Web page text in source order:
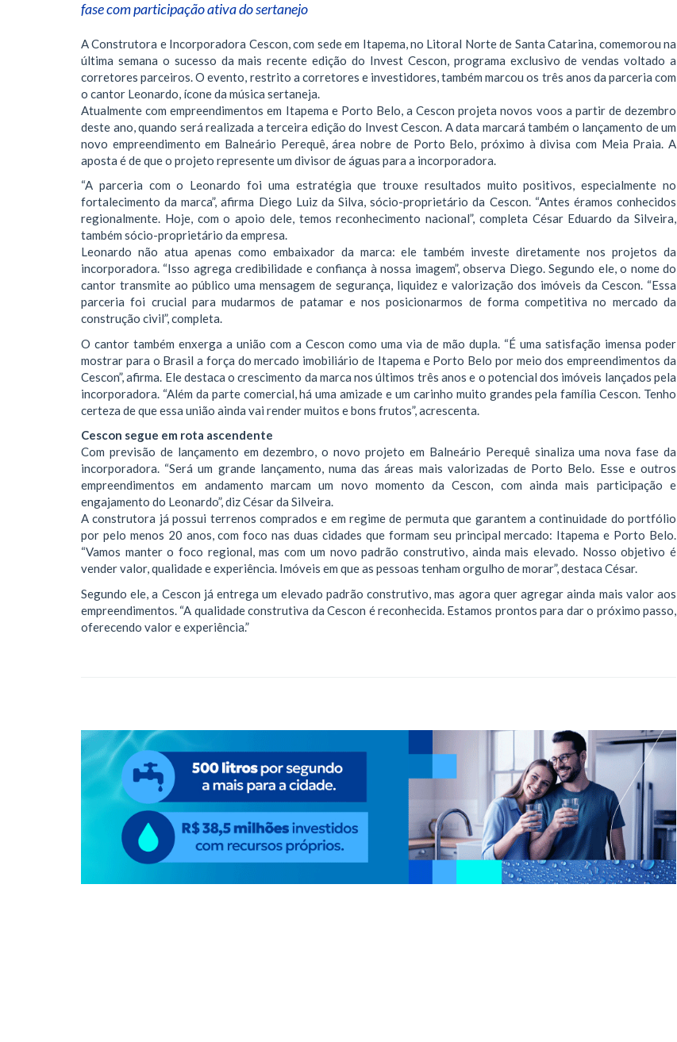
fase com participação ativa do sertanejo
A Construtora e Incorporadora Cescon, com sede em Itapema, no Litoral Norte de Santa Catarina, comemorou na
última semana o sucesso da mais recente edição do Invest Cescon, programa exclusivo de vendas voltado a
corretores parceiros. O evento, restrito a corretores e investidores, também marcou os três anos da parceria com
o cantor Leonardo, ícone da música sertaneja.
Atualmente com empreendimentos em Itapema e Porto Belo, a Cescon projeta novos voos a partir de dezembro
deste ano, quando será realizada a terceira edição do Invest Cescon. A data marcará também o lançamento de um
novo empreendimento em Balneário Perequê, área nobre de Porto Belo, próximo à divisa com Meia Praia. A
aposta é de que o projeto represente um divisor de águas para a incorporadora.
“A parceria com o Leonardo foi uma estratégia que trouxe resultados muito positivos, especialmente no
fortalecimento da marca”, afirma Diego Luiz da Silva, sócio-proprietário da Cescon. “Antes éramos conhecidos
regionalmente. Hoje, com o apoio dele, temos reconhecimento nacional”, completa César Eduardo da Silveira,
também sócio-proprietário da empresa.
Leonardo não atua apenas como embaixador da marca: ele também investe diretamente nos projetos da
incorporadora. “Isso agrega credibilidade e confiança à nossa imagem”, observa Diego. Segundo ele, o nome do
cantor transmite ao público uma mensagem de segurança, liquidez e valorização dos imóveis da Cescon. “Essa
parceria foi crucial para mudarmos de patamar e nos posicionarmos de forma competitiva no mercado da
construção civil”, completa.
O cantor também enxerga a união com a Cescon como uma via de mão dupla. “É uma satisfação imensa poder
mostrar para o Brasil a força do mercado imobiliário de Itapema e Porto Belo por meio dos empreendimentos da
Cescon”, afirma. Ele destaca o crescimento da marca nos últimos três anos e o potencial dos imóveis lançados pela
incorporadora. “Além da parte comercial, há uma amizade e um carinho muito grandes pela família Cescon. Tenho
certeza de que essa união ainda vai render muitos e bons frutos”, acrescenta.
Cescon segue em rota ascendente
Com previsão de lançamento em dezembro, o novo projeto em Balneário Perequê sinaliza uma nova fase da
incorporadora. “Será um grande lançamento, numa das áreas mais valorizadas de Porto Belo. Esse e outros
empreendimentos em andamento marcam um novo momento da Cescon, com ainda mais participação e
engajamento do Leonardo”, diz César da Silveira.
A construtora já possui terrenos comprados e em regime de permuta que garantem a continuidade do portfólio
por pelo menos 20 anos, com foco nas duas cidades que formam seu principal mercado: Itapema e Porto Belo.
“Vamos manter o foco regional, mas com um novo padrão construtivo, ainda mais elevado. Nosso objetivo é
vender valor, qualidade e experiência. Imóveis em que as pessoas tenham orgulho de morar”, destaca César.
Segundo ele, a Cescon já entrega um elevado padrão construtivo, mas agora quer agregar ainda mais valor aos
empreendimentos. “A qualidade construtiva da Cescon é reconhecida. Estamos prontos para dar o próximo passo,
oferecendo valor e experiência.”